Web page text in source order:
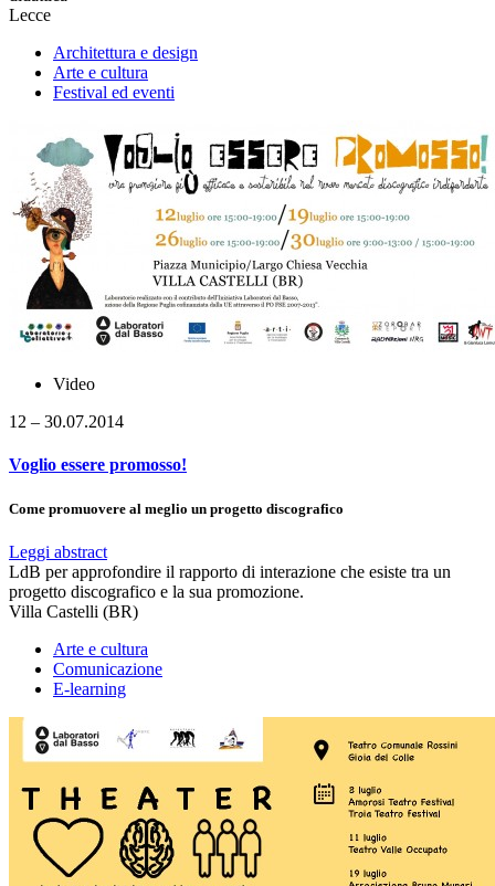
Lecce
Architettura e design
Arte e cultura
Festival ed eventi
Video
12 – 30.07.2014
Voglio essere promosso!
Come promuovere al meglio un progetto discografico
Leggi abstract
LdB per approfondire il rapporto di interazione che esiste tra un
progetto discografico e la sua promozione.
Villa Castelli (BR)
Arte e cultura
Comunicazione
E-learning